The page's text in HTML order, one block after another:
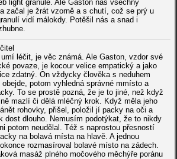
light granule. Ale Gaston nás všechny
začal je žrát vzorně a s chutí, což se prý u
vidí málokdy. Potěšil nás a snad i
léčit, je věc známá. Ale Gaston, vzdor své
povaze, je kocour velice empatický a jako
zdatný. On vždycky člověka s neduhem
obejde, potom vyhledná správné mmísto a
To se prostě pozná, že je to jiné, než když
mazlí či dělá mléčný krok. Když měla jeho
rohovky, přišel, položil jí packy na oči a
dost dlouho. Nemusím podotýkat, že to nikdy
potom neudělal. Též s naprostou přesností
na bolavá místa na hlavě. A jednou
rozmasíroval bolavé místo na zádech.
masáž plného močového měchýře poránu